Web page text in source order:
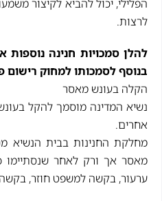
הפלילי, יכול להביא לקיצור
לרצות.
להלן סמכויות חנינה
בנוסף לסמכותו למחוק רישום
הקלה בעונש מאסר
נשיא המדינה מוסמך להקל
אחרים.
מחלקת החנינות בבית הנשיא
מאסר אך ורק לאחר שנסתיימו
ערעור, בקשה למשפט חוזר, בקשה